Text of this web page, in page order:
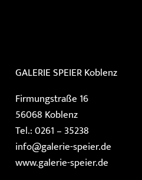
GALERIE SPEIERKoblenz
Firmungstraße 16
56068 Koblenz
Tel.: 0261 – 35238
info@galerie-speier.de
www.galerie-speier.de